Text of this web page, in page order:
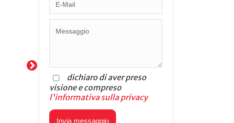
dichiaro di aver preso
visione e compreso
l'informativa sulla privacy